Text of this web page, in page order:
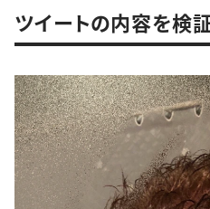
ツイートの内容を検